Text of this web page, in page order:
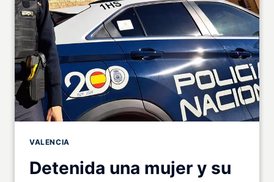
VALENCIA
Detenida una mujer y su